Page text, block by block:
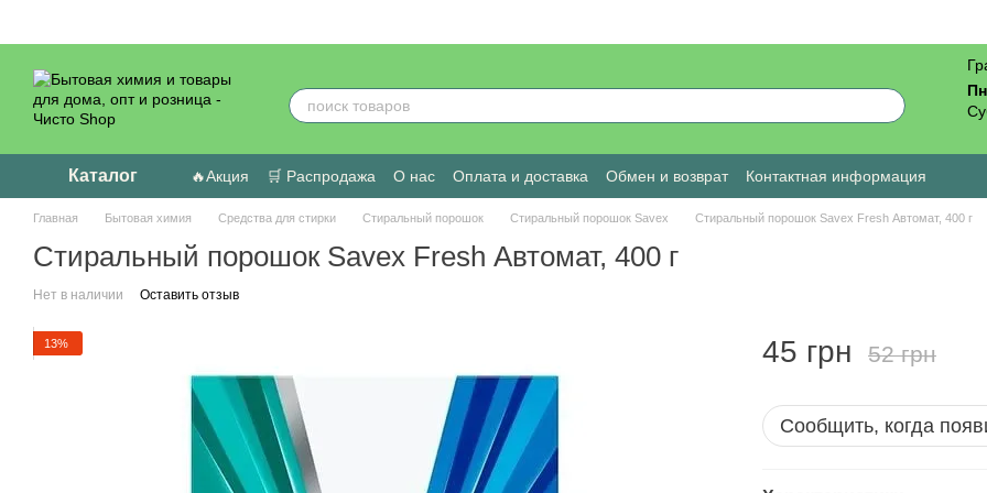
Каталог 🔥Акция 🛒 Распродажа О нас Оплата и доставка Обмен и возврат
Контактная информация
Пользовательское соглашение
Отзывы о магазине
Главная Бытовая химия Средства для стирки Стиральный порошок Стиральный порошок Savex Стиральный порошок Savex Fresh Автомат, 400 г
Стиральный порошок Savex Fresh Автомат, 400 г
Нет в наличии Оставить отзыв
13% 45 грн 52 грн
Сообщить, когда